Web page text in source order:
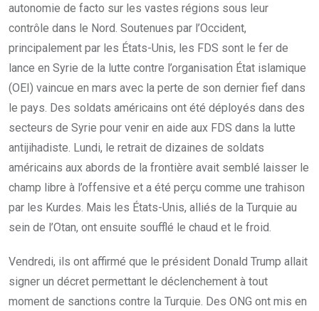
autonomie de facto sur les vastes régions sous leur
contrôle dans le Nord. Soutenues par l’Occident,
principalement par les États-Unis, les FDS sont le fer de
lance en Syrie de la lutte contre l’organisation État islamique
(OEI) vaincue en mars avec la perte de son dernier fief dans
le pays. Des soldats américains ont été déployés dans des
secteurs de Syrie pour venir en aide aux FDS dans la lutte
antijihadiste. Lundi, le retrait de dizaines de soldats
américains aux abords de la frontière avait semblé laisser le
champ libre à l’offensive et a été perçu comme une trahison
par les Kurdes. Mais les États-Unis, alliés de la Turquie au
sein de l’Otan, ont ensuite soufflé le chaud et le froid.
Vendredi, ils ont affirmé que le président Donald Trump allait
signer un décret permettant le déclenchement à tout
moment de sanctions contre la Turquie. Des ONG ont mis en